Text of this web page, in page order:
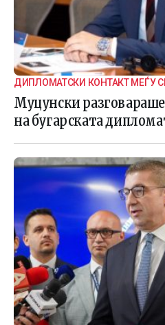
ДИПЛОМАТСКИ КОНТАКТ МЕЃУ
Муцунски
на бугарската